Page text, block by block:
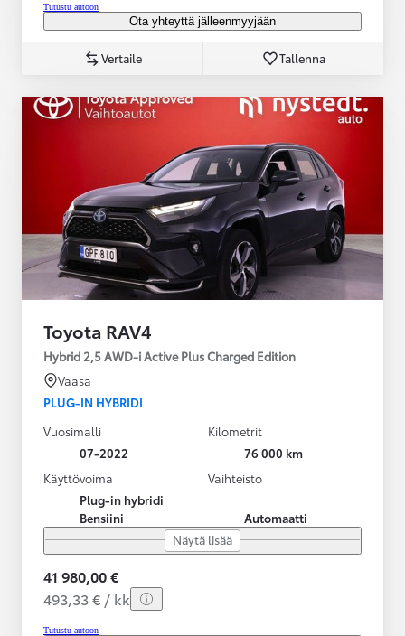
Tutustu autoon
Ota yhteyttä jälleenmyyjään
Vertaile Tallenna
Toyota RAV4
Hybrid 2,5 AWD-i Active Plus Charged Edition
Vaasa
PLUG-IN HYBRIDI
Vuosimalli
07-2022
Kilometrit
76 000 km
Käyttövoima
Plug-in hybridi
Bensiini
Vaihteisto
Automaatti
Näytä lisää
41 980,00 €
493,33 € / kk
Tutustu autoon